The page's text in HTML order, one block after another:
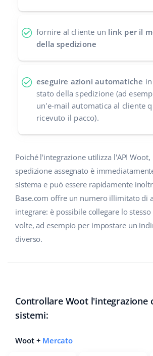
português (BR)
română
fornire al cliente un link per il
della spedizione
eseguire azioni automatiche
stato della spedizione (ad
un'e-mail automatica al cliente
ricevuto il pacco).
Poiché l'integrazione utilizza l'API
spedizione assegnato è
sistema e può essere rapidamente
Base.com offre un numero illimitato di
integrare: è possibile collegare lo
volte, ad esempio per impostare un
diverso.
Controllare Woot l'integrazione
sistemi:
Woot + Mercato